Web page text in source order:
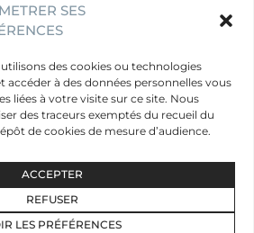
SES
des cookies ou technologies
accéder à des données personnelles vous
liées à votre visite sur ce site. Nous
des traceurs exemptés du recueil du
de cookies de mesure d’audience.
ACCEPTER
REFUSER
LES PRÉFÉRENCES
paradise.fr
Paradise
Artistes
Évènements
Publics
Mentions légales
Données personnelles
Newsletter